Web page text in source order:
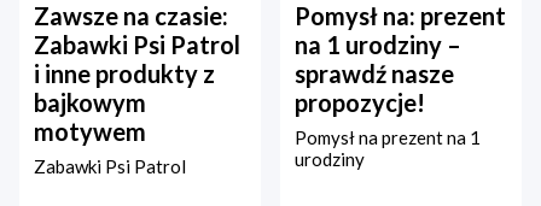
Zawsze na czasie:
Zabawki Psi Patrol
i inne produkty z
bajkowym
motywem
Zabawki Psi Patrol
Pomysł na: prezent
na 1 urodziny –
sprawdź nasze
propozycje!
Pomysł na prezent na 1
urodziny